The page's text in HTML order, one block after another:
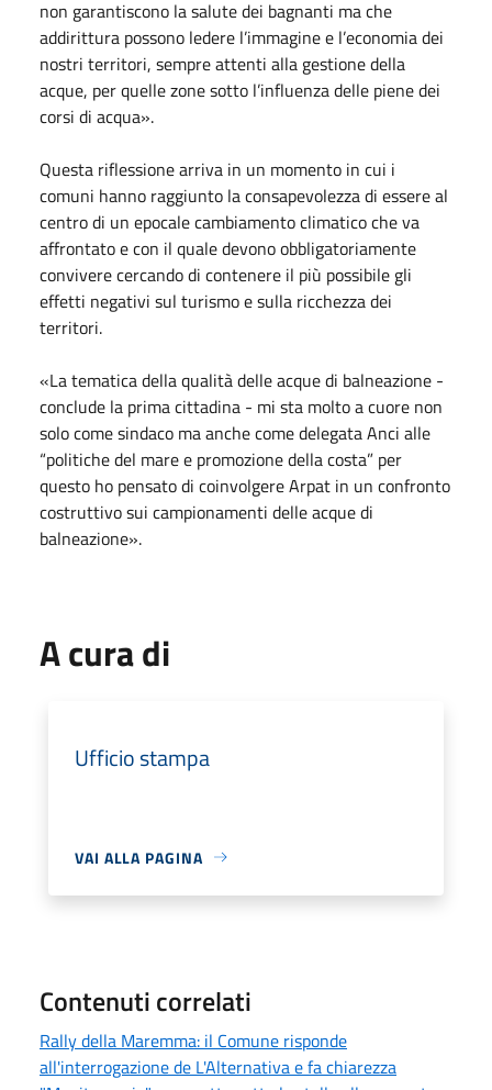
non garantiscono la salute dei bagnanti ma che
addirittura possono ledere l’immagine e l’economia dei
nostri territori, sempre attenti alla gestione della
acque, per quelle zone sotto l’influenza delle piene dei
corsi di acqua».
Questa riflessione arriva in un momento in cui i
comuni hanno raggiunto la consapevolezza di essere al
centro di un epocale cambiamento climatico che va
affrontato e con il quale devono obbligatoriamente
convivere cercando di contenere il più possibile gli
effetti negativi sul turismo e sulla ricchezza dei
territori.
«La tematica della qualità delle acque di balneazione -
conclude la prima cittadina - mi sta molto a cuore non
solo come sindaco ma anche come delegata Anci alle
“politiche del mare e promozione della costa” per
questo ho pensato di coinvolgere Arpat in un confronto
costruttivo sui campionamenti delle acque di
balneazione».
A cura di
Ufficio stampa
VAI ALLA PAGINA
Contenuti correlati
Rally della Maremma: il Comune risponde
all'interrogazione de L'Alternativa e fa chiarezza